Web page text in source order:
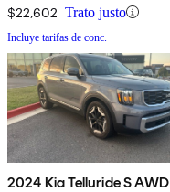
$22,602 Trato justo
Incluye tarifas de conc.
2024 Kia Telluride S AWD